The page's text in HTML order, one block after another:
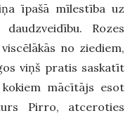
īpašā mīlestība uz
Rozes
no ziediem,
viņš pratis saskatīt
mācītājs esot
Pirro, atceroties